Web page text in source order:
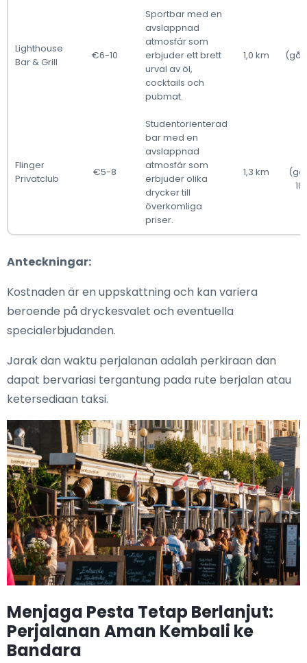
Lighthouse
Bar & Grill
€6-10
Sportbar med en
avslappnad
atmosfär som
erbjuder ett brett
urval av öl,
cocktails och
pubmat.
1,0 km
Flinger
Privatclub
€5-8
Studentorienterad
bar med en
avslappnad
atmosfär som
erbjuder olika
drycker till
överkomliga
priser.
1,3 km
Anteckningar:
Kostnaden är en uppskattning och kan variera
beroende på dryckesvalet och eventuella
specialerbjudanden.
Jarak dan waktu perjalanan adalah perkiraan dan
dapat bervariasi tergantung pada rute berjalan atau
ketersediaan taksi.
Menjaga Pesta Tetap Berlanjut:
Perjalanan Aman Kembali ke
Bandara